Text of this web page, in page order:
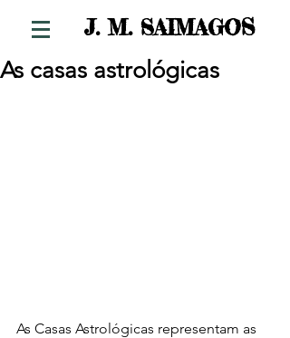
J. M. SAIMAGOS
As casas astrológicas
As Casas Astrológicas representam as